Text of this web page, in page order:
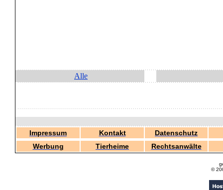
Alle
Impressum Kontakt
Datenschutz
Werbung
Tierheime Rechtsanwälte
©